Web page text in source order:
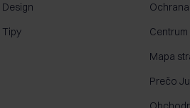
Design
Tipy
Mapa
Prečo